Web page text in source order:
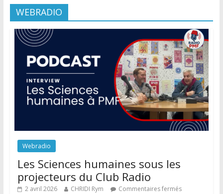
WEBRADIO
Webradio
Les Sciences humaines sous les
projecteurs du Club Radio
2 avril 2026 CHRIDI Rym Commentaires fermés